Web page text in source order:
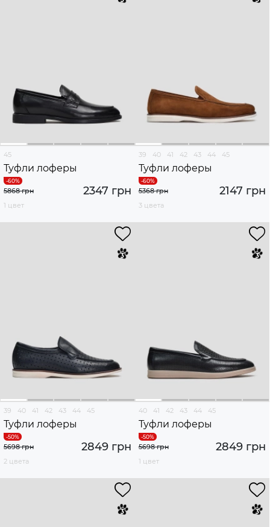
45
Туфли лоферы
2347 грн
5868 грн
1 цвет
39 40 41 42 43 44 45
Туфли лоферы
2147 грн
5368 грн
3 цвета
39 40 41 42 43 44 45
Туфли лоферы
2849 грн
5698 грн
2 цвета
40 41 42 43 44 45
Туфли лоферы
2849 грн
5698 грн
1 цвет